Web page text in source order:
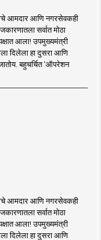
आमदार आणि नगरसेवकही
सर्वात मोठा
आला! उपमुख्यमंत्री
दिलेला हा दुसरा आणि
बहुचर्चित ‘ऑपरेशन
आमदार आणि नगरसेवकही
सर्वात मोठा
आला! उपमुख्यमंत्री
दिलेला हा दुसरा आणि